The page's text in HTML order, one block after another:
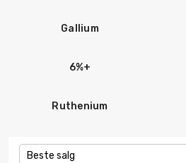
Gallium
6%+
Ruthenium
Beste salg